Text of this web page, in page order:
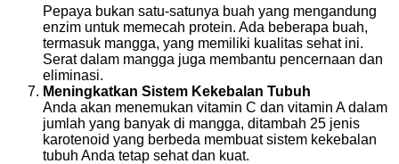
Pepaya bukan satu-satunya buah yang mengandung
enzim untuk memecah protein. Ada beberapa buah,
termasuk mangga, yang memiliki kualitas sehat ini.
Serat dalam mangga juga membantu pencernaan dan
eliminasi.
Meningkatkan Sistem Kekebalan Tubuh
Anda akan menemukan vitamin C dan vitamin A dalam
jumlah yang banyak di mangga, ditambah 25 jenis
karotenoid yang berbeda membuat sistem kekebalan
tubuh Anda tetap sehat dan kuat.